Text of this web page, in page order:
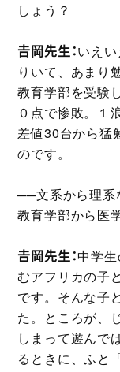
しょう？
𠮷岡先生：いえ
りいて、あまり
教育学部を受験
０点で惨敗。１
差値30台から猛
のです。
──文系から理系
教育学部から医
𠮷岡先生：中学
むアフリカの子
です。そんな子
た。ところが、
しまって遊んで
るときに、ふと